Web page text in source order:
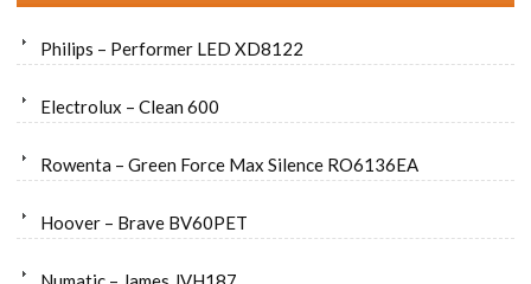
Philips – Performer LED XD8122
Electrolux – Clean 600
Rowenta – Green Force Max Silence RO6136EA
Hoover – Brave BV60PET